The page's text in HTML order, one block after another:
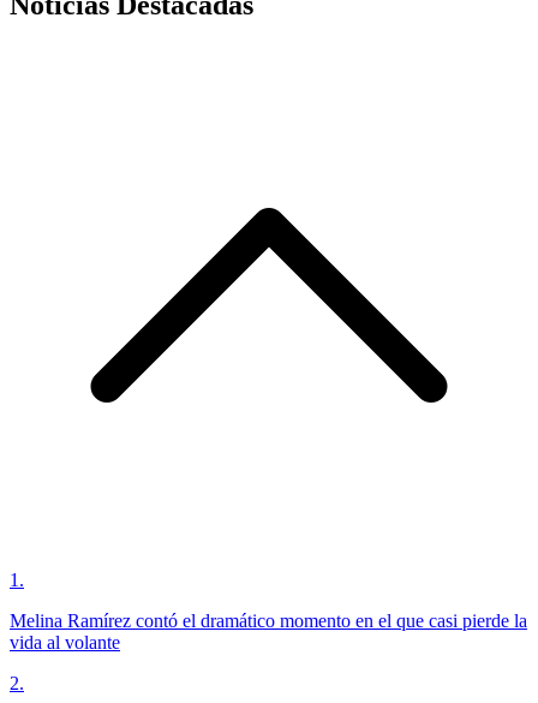
1 .
Melina Ramírez contó el dramático momento en el que casi pierde la
vida al volante
2.